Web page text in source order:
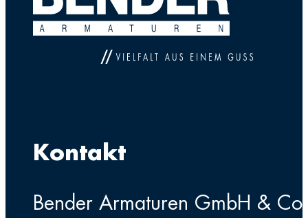
Kontakt
Bender Armaturen GmbH & Co.